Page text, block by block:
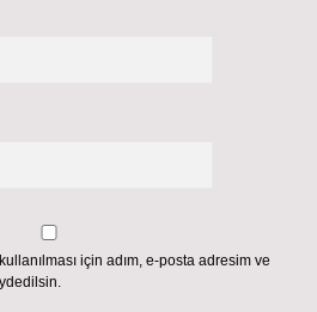
için adım, e-posta adresim ve